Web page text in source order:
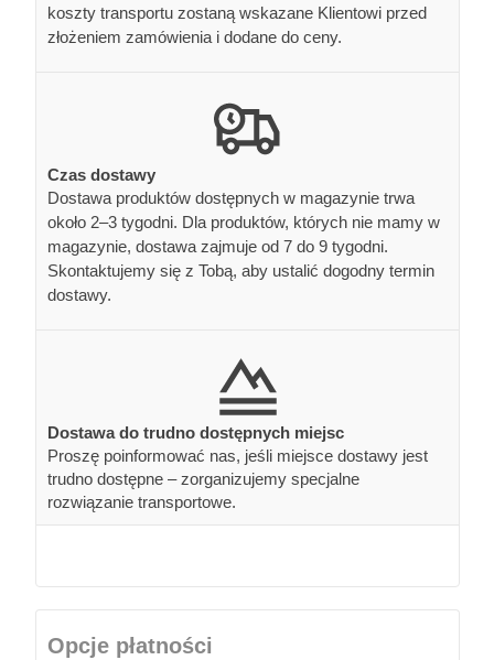
koszty transportu zostaną wskazane Klientowi przed
złożeniem zamówienia i dodane do ceny.
Czas dostawy
Dostawa produktów dostępnych w magazynie trwa
około 2–3 tygodni. Dla produktów, których nie mamy w
magazynie, dostawa zajmuje od 7 do 9 tygodni.
Skontaktujemy się z Tobą, aby ustalić dogodny termin
dostawy.
Dostawa do trudno dostępnych miejsc
Proszę poinformować nas, jeśli miejsce dostawy jest
trudno dostępne – zorganizujemy specjalne
rozwiązanie transportowe.
Opcje płatności